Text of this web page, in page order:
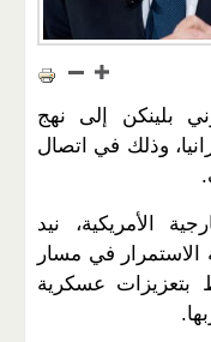
بلينكن إلى نهج
وذلك في اتصال
الأمريكية، نيد
في مسار
بتعزيزات عسكرية